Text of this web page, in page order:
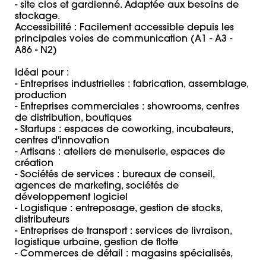
- site clos et gardienné. Adaptée aux besoins de
stockage.
Accessibilité : Facilement accessible depuis les
principales voies de communication (A1 - A3 -
A86 - N2)
Idéal pour :
- Entreprises industrielles : fabrication, assemblage,
production
- Entreprises commerciales : showrooms, centres
de distribution, boutiques
- Startups : espaces de coworking, incubateurs,
centres d'innovation
- Artisans : ateliers de menuiserie, espaces de
création
- Sociétés de services : bureaux de conseil,
agences de marketing, sociétés de
développement logiciel
- Logistique : entreposage, gestion de stocks,
distributeurs
- Entreprises de transport : services de livraison,
logistique urbaine, gestion de flotte
- Commerces de détail : magasins spécialisés,